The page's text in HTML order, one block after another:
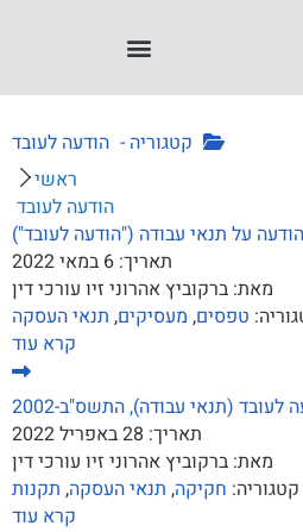
קטגוריה - הודעה לעובד
ראשי
הודעה לעובד
על תנאי עבודה ("הודעה לעובד")
תאריך: 6 במאי 2022
מאת: ברקוביץ אהרוני זיו עורכי דין
טפסים, מעסיקים, תנאי העסקה
קרא עוד
(תנאי עבודה), התשס"ב-2002
תאריך: 28 באפריל 2022
מאת: ברקוביץ אהרוני זיו עורכי דין
קטגוריה: חקיקה, תנאי העסקה, תקנות
קרא עוד